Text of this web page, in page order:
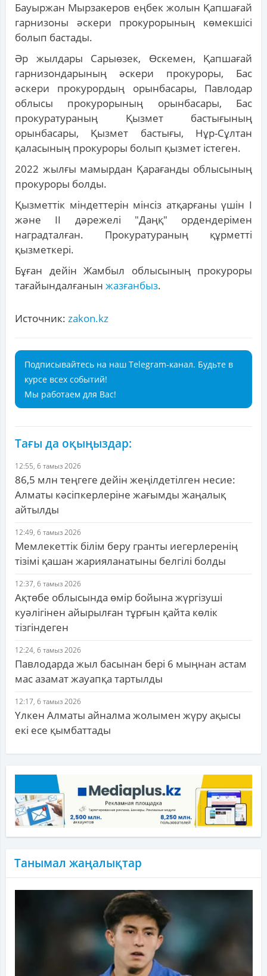
Бауыржан Мырзакеров еңбек жолын Қапшағай
гарнизоны әскери прокурорының көмекшісі
болып бастады.
Әр жылдары Сарыөзек, Өскемен, Қапшағай
гарнизондарының әскери прокуроры, Бас
әскери прокурордың орынбасары, Павлодар
облысы прокурорының орынбасары, Бас
прокуратураның Қызмет бастығының
орынбасары, Қызмет бастығы, Нұр-Сұлтан
қаласының прокуроры болып қызмет істеген.
2022 жылғы мамырдан Қарағанды облысының
прокуроры болды.
Қызметтік міндеттерін мінсіз атқарғаны үшін I
және II дәрежелі "Даңқ" ордендерімен
наградталған. Прокуратураның құрметті
қызметкері.
Бұған дейін Жамбыл облысының прокуроры
тағайындалғанын жазғанбыз.
Источник: zakon.kz
Подписывайтесь на наш Telegram-канал. Будьте в
курсе всех событий!
Мы работаем для Вас!
Тағы да оқыңыздар:
12:55, 6 тамыз 2026
86,5 млн теңгеге дейін жеңілдетілген несие:
Алматы кәсіпкерлеріне жағымды жаңалық
айтылды
12:49, 6 тамыз 2026
Мемлекеттік білім беру гранты иегерлеренің
тізімі қашан жарияланатыны белгілі болды
12:37, 6 тамыз 2026
Ақтөбе облысында өмір бойына жүргізуші
куәлігінен айырылған тұрғын қайта көлік
тізгіндеген
12:24, 6 тамыз 2026
Павлодарда жыл басынан бері 6 мыңнан астам
мас азамат жауапқа тартылды
12:17, 6 тамыз 2026
Үлкен Алматы айналма жолымен жүру ақысы
екі есе қымбаттады
Танымал жаңалықтар